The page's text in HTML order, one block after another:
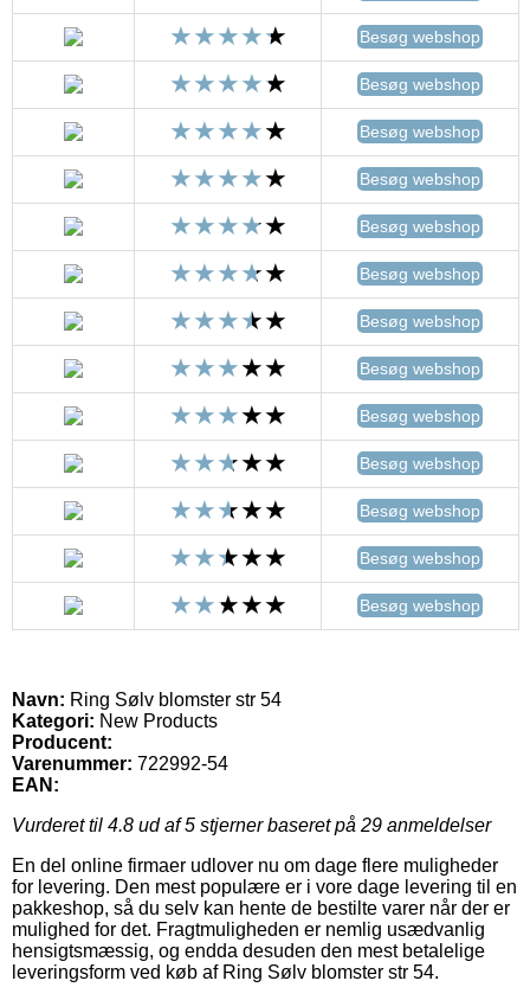
Besøg webshop
Besøg webshop
Besøg webshop
Besøg webshop
Besøg webshop
Besøg webshop
Besøg webshop
Besøg webshop
Besøg webshop
Besøg webshop
Besøg webshop
Besøg webshop
Besøg webshop
Navn: Ring Sølv blomster str 54
Kategori: New Products
Producent:
Varenummer: 722992-54
EAN:
Vurderet til 4.8 ud af 5 stjerner baseret på 29 anmeldelser
En del online firmaer udlover nu om dage flere muligheder
for levering. Den mest populære er i vore dage levering til en
pakkeshop, så du selv kan hente de bestilte varer når der er
mulighed for det. Fragtmuligheden er nemlig usædvanlig
hensigtsmæssig, og endda desuden den mest betalelige
leveringsform ved køb af Ring Sølv blomster str 54.